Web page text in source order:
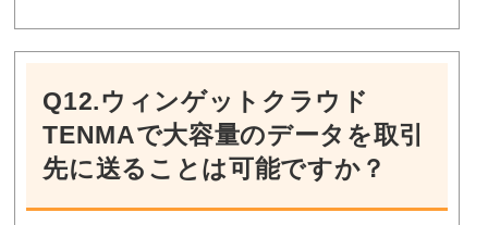
Q12.ウィンゲットクラウド
TENMAで大容量のデータを取引
先に送ることは可能ですか？